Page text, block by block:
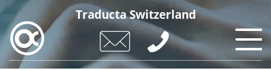
Aller
au
contenu
principal
Traducta Switzerland